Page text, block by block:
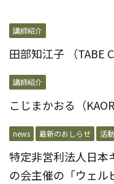
講師紹介
田部知江子 （TABE
講師紹介
こじまかおる（
news 最新のおしらせ 活
特定非営利法人日本
の会主催の「ウェル